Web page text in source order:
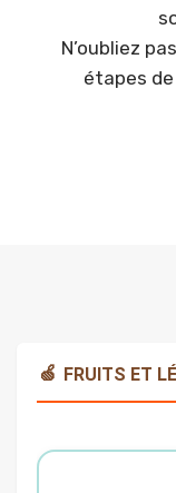
N’oubliez
étapes
🍏 FRUITS ET